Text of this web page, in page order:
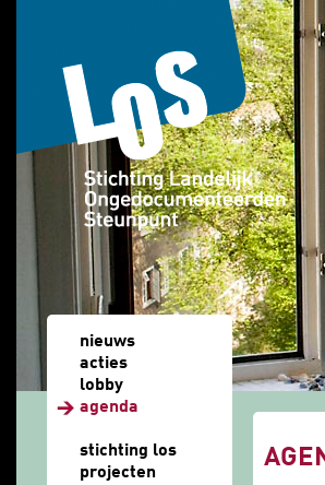
Overslaan en naar de algemene inhoud gaan
nieuws
acties
lobby
agenda
stichting los
projecten